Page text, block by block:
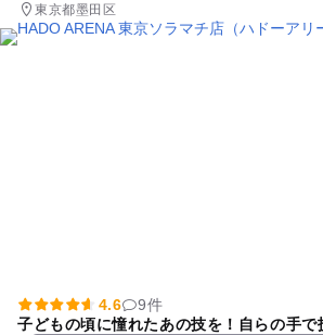
東京都墨田区
4.6
9件
子どもの頃に憧れたあの技を！自らの手で